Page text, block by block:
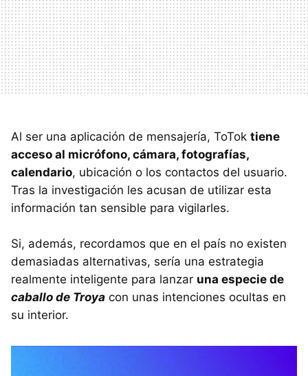
Al ser una aplicación de mensajería, ToTok tiene
acceso al micrófono, cámara, fotografías,
calendario, ubicación o los contactos del usuario.
Tras la investigación les acusan de utilizar esta
información tan sensible para vigilarles.
Si, además, recordamos que en el país no existen
demasiadas alternativas, sería una estrategia
realmente inteligente para lanzar una especie de
caballo de Troya con unas intenciones ocultas en
su interior.